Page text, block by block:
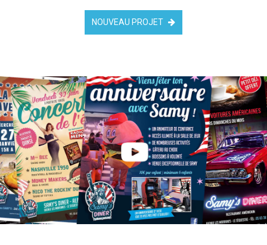
NOUVEAU PROJET